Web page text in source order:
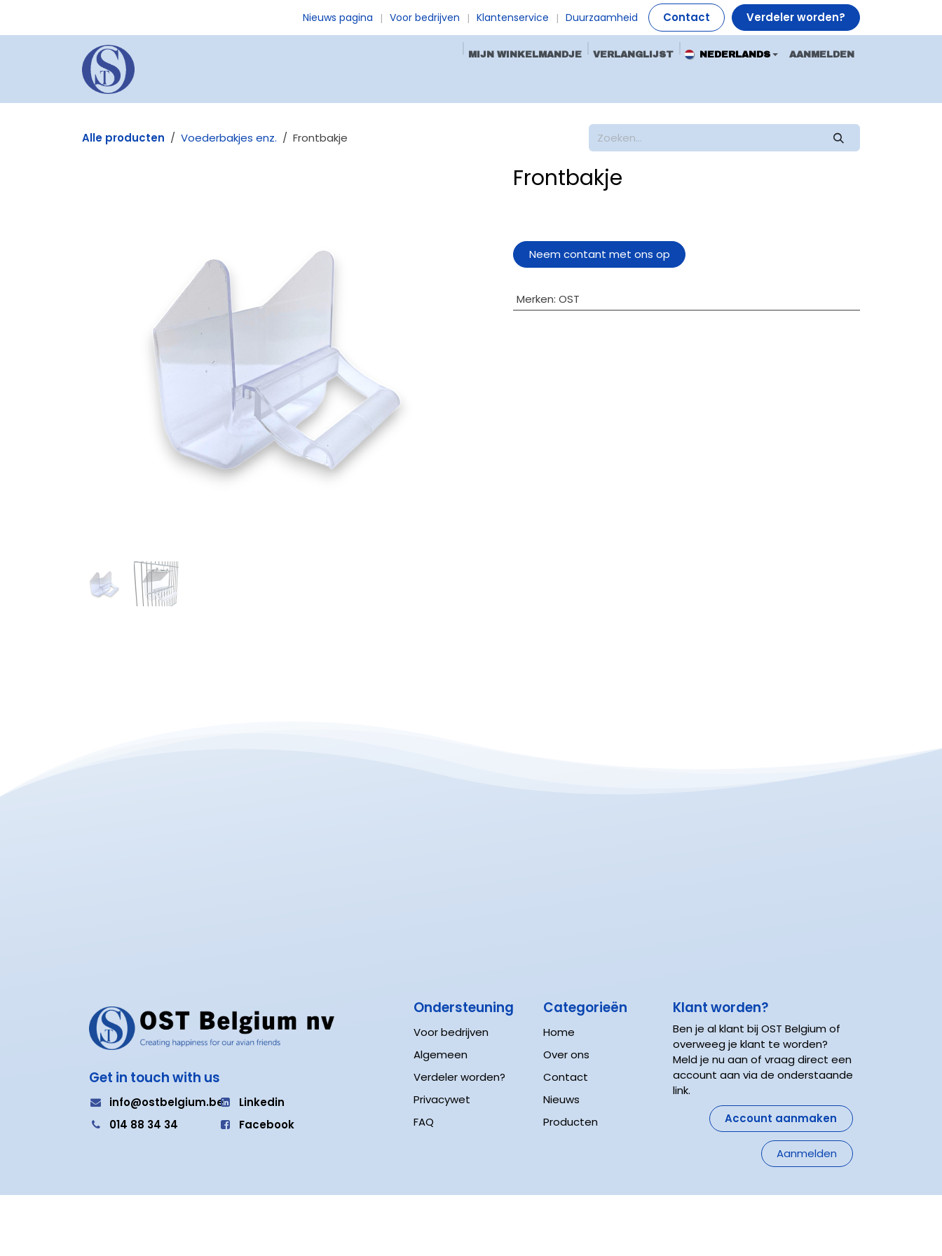
Nieuws pagina | Voor bedrijven | Klantenservice | Duurzaamheid Contact Verdeler worden?
MIJN WINKELMANDJE VERLANGLIJST NEDERLANDS AANMELDEN
Alle producten Voederbakjes enz. Frontbakje
Frontbakje
Neem contant met ons op
Merken: OST
Ondersteuning
Voor bedrijven
Algemeen
Verdeler worden?
Privacywet
FAQ
Account aanmaken
Klant worden?
Ben je al klant bij OST Belgium of
overweeg je klant te worden?
Meld je nu aan of vraag direct een
account aan via de onderstaande
link.
Categorieën
Home
Over ons
Contact
Nieuws
Producten
Get in touch with us
info@ostbelgium.be
014 88 34 34
Linkedin
Facebook
Aanmelden